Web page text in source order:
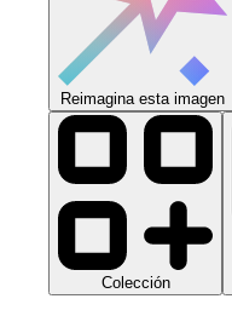
Reimagina esta imagen
Colección